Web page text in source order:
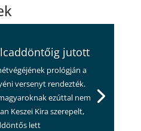
jutott
prológján a
versenyt rendezték.
ezúttal nem
Keszei Kira szerepelt,
lett